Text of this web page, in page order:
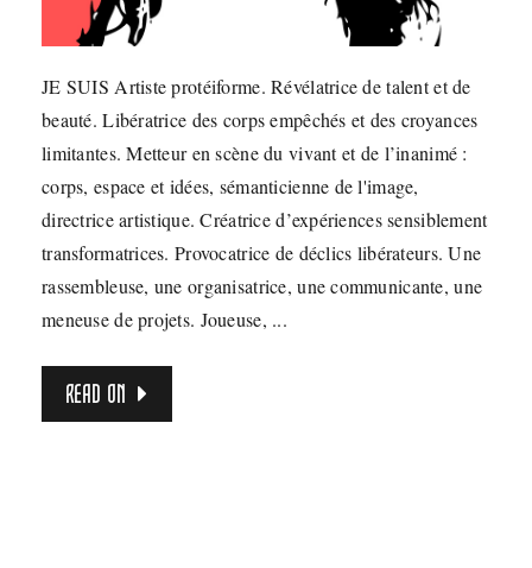
JE SUIS Artiste protéiforme. Révélatrice de talent et de
beauté. Libératrice des corps empêchés et des croyances
limitantes. Metteur en scène du vivant et de l’inanimé :
corps, espace et idées, sémanticienne de l'image,
directrice artistique. Créatrice d’expériences sensiblement
transformatrices. Provocatrice de déclics libérateurs. Une
rassembleuse, une organisatrice, une communicante, une
meneuse de projets. Joueuse, ...
READ ON